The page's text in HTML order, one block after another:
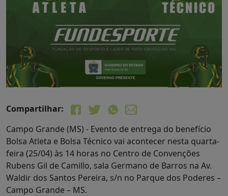
Compartilhar:
Campo Grande (MS) - Evento de entrega do benefício
Bolsa Atleta e Bolsa Técnico vai acontecer nesta quarta-
feira (25/04) às 14 horas no Centro de Convenções
Rubens Gil de Camillo, sala Germano de Barros na Av.
Waldir dos Santos Pereira, s/n no Parque dos Poderes –
Campo Grande – MS.